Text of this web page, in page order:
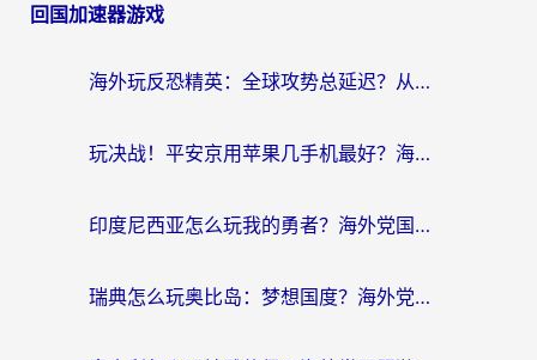
回国加速器游戏
海外玩反恐精英：全球攻势总延迟？从瑞典玩神武4到外国玩黎明觉醒，选对加速器才是关键！
玩决战！平安京用苹果几手机最好？海外党必看的设备+加速器双攻略
印度尼西亚怎么玩我的勇者？海外党国服游戏加速避坑指南（附实况五行师解决方案）
瑞典怎么玩奥比岛：梦想国度？海外党亲测有效的国服游戏加速全攻略